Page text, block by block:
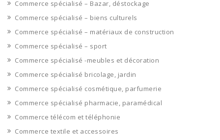
Commerce spécialisé – Bazar, déstockage
Commerce spécialisé – biens culturels
Commerce spécialisé – matériaux de construction
Commerce spécialisé – sport
Commerce spécialisé -meubles et décoration
Commerce spécialisé bricolage, jardin
Commerce spécialisé cosmétique, parfumerie
Commerce spécialisé pharmacie, paramédical
Commerce télécom et téléphonie
Commerce textile et accessoires